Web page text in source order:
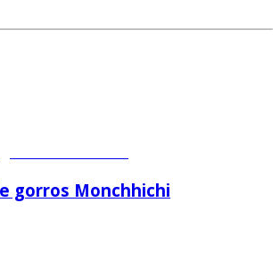
gorros Monchhichi